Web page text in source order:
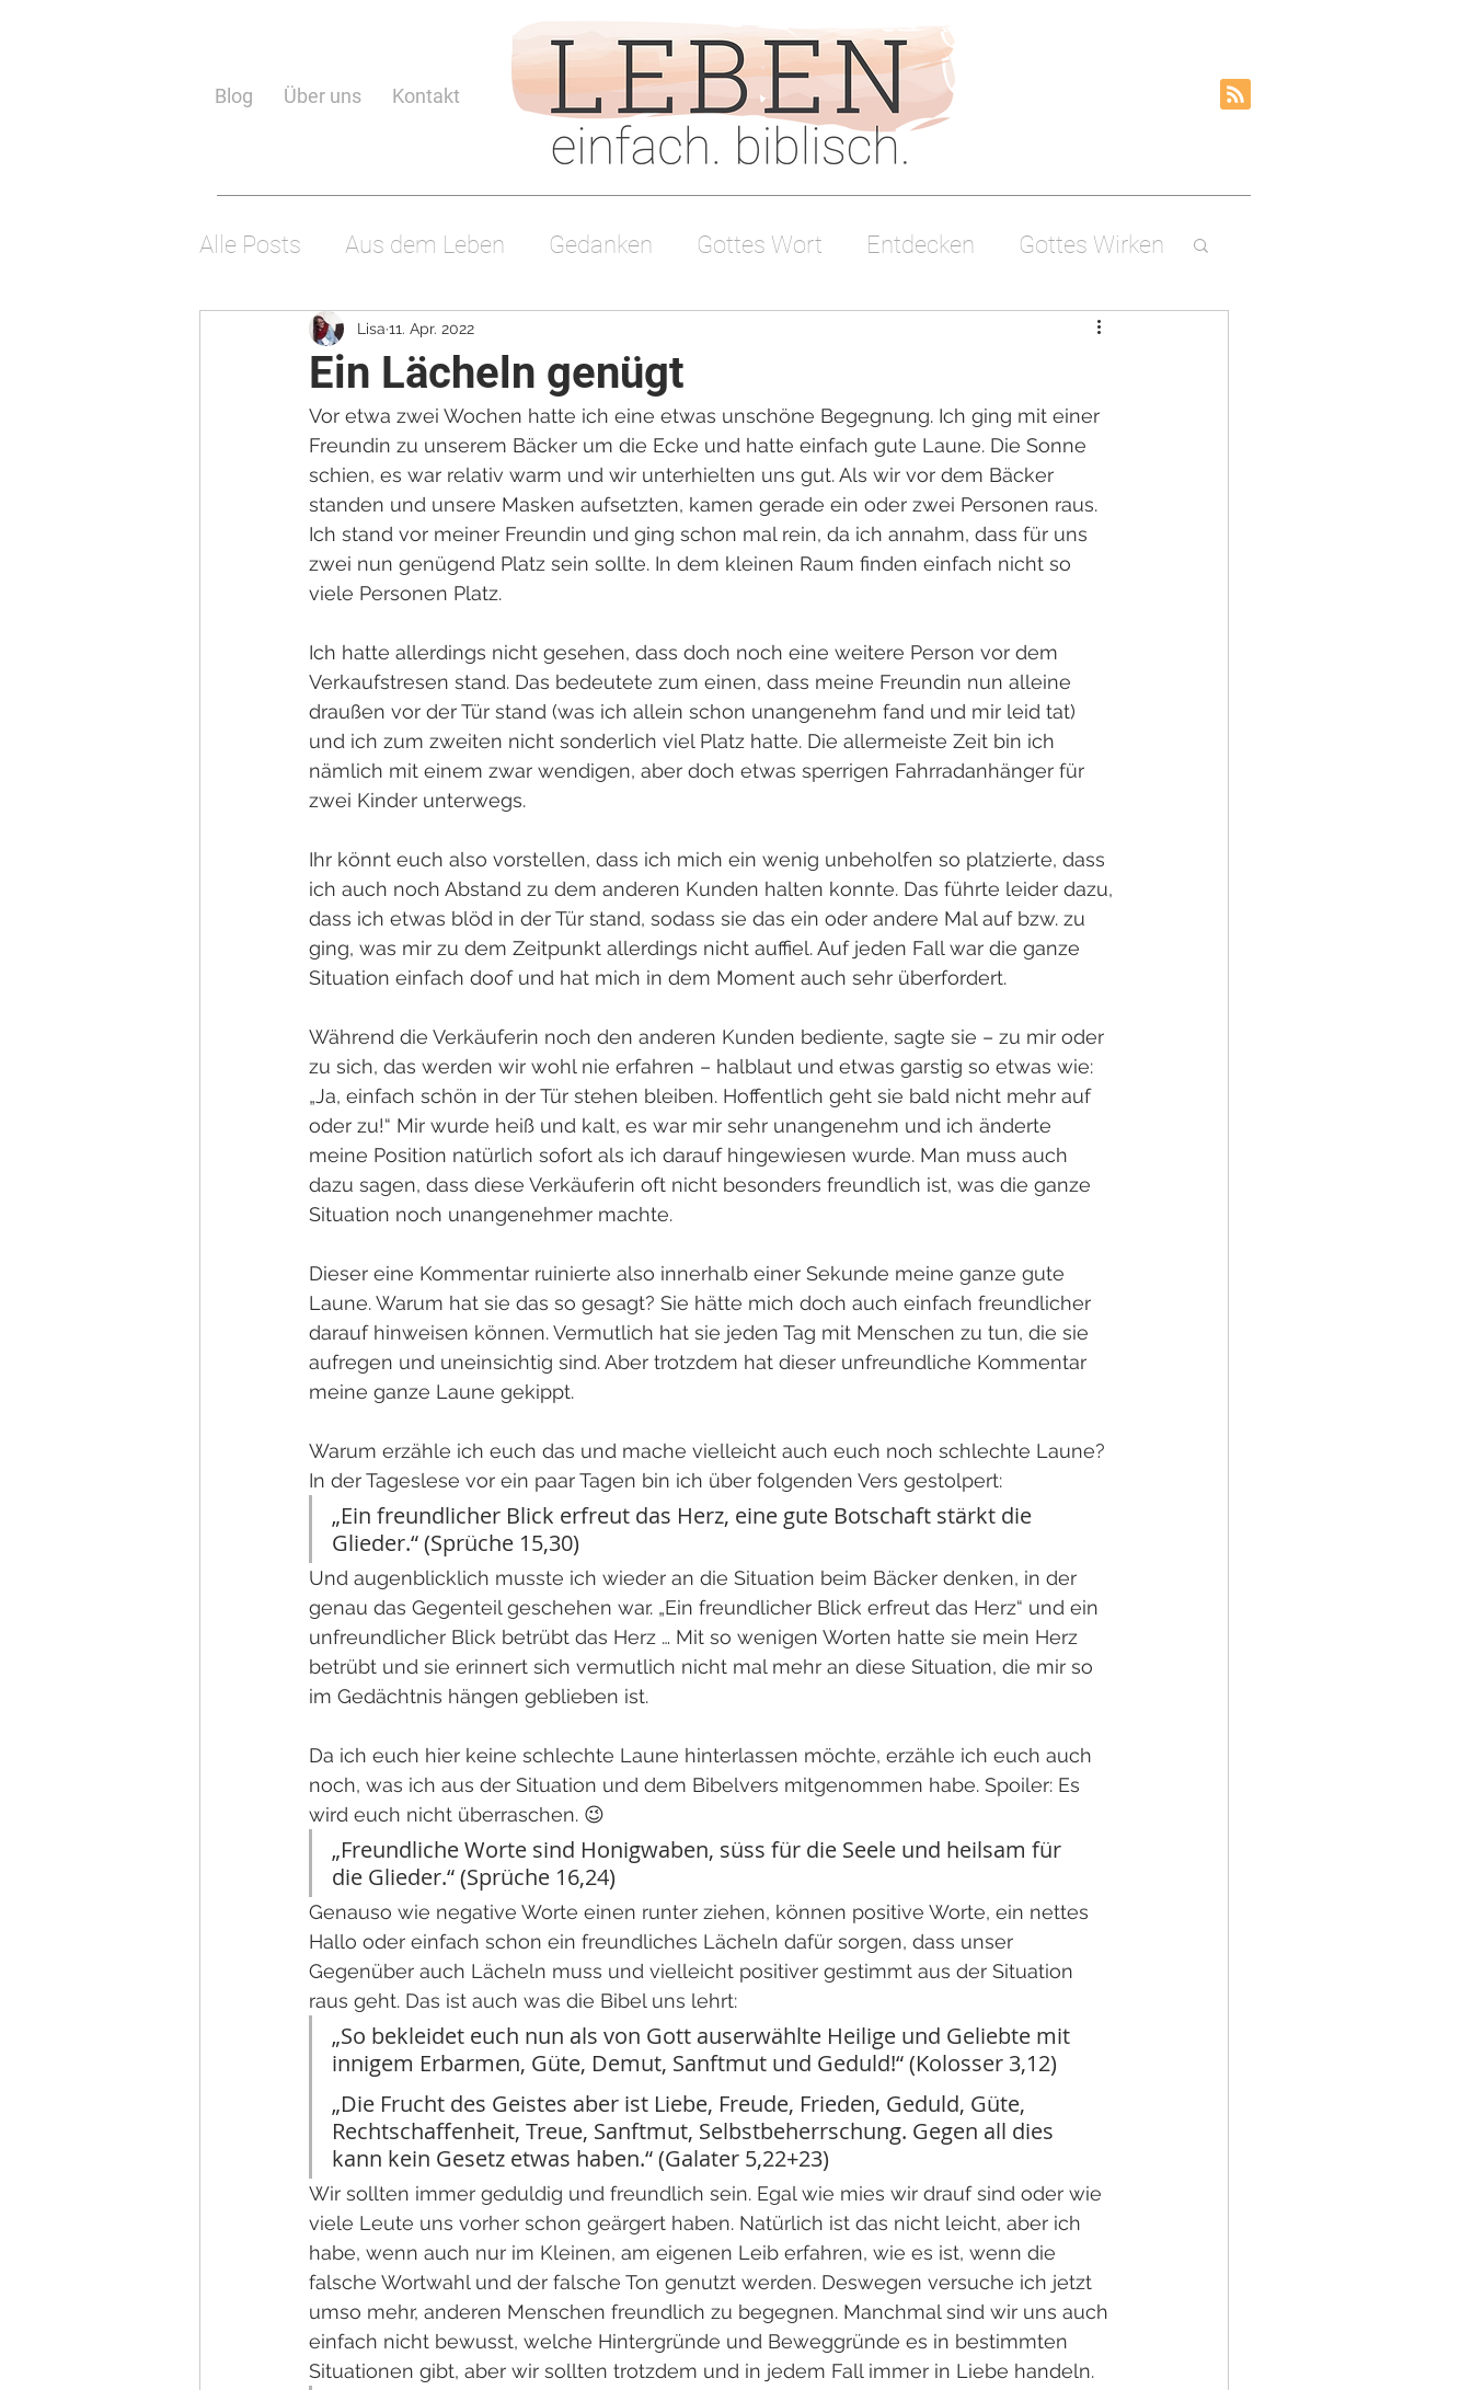
Blog Über uns Kontakt
Alle Posts Aus dem Leben Gedanken Gottes Wort Entdecken Gottes Wirken
Wissenschaft Gottesdienst
Ein Lächeln genügt
Lisa 11. Apr. 2022
Vor etwa zwei Wochen hatte ich eine etwas unschöne Begegnung. Ich ging mit einer
Freundin zu unserem Bäcker um die Ecke und hatte einfach gute Laune. Die Sonne
schien, es war relativ warm und wir unterhielten uns gut. Als wir vor dem Bäcker
standen und unsere Masken aufsetzten, kamen gerade ein oder zwei Personen raus.
Ich stand vor meiner Freundin und ging schon mal rein, da ich annahm, dass für uns
zwei nun genügend Platz sein sollte. In dem kleinen Raum finden einfach nicht so
viele Personen Platz.
Ich hatte allerdings nicht gesehen, dass doch noch eine weitere Person vor dem
Verkaufstresen stand. Das bedeutete zum einen, dass meine Freundin nun alleine
draußen vor der Tür stand (was ich allein schon unangenehm fand und mir leid tat)
und ich zum zweiten nicht sonderlich viel Platz hatte. Die allermeiste Zeit bin ich
nämlich mit einem zwar wendigen, aber doch etwas sperrigen Fahrradanhänger für
zwei Kinder unterwegs.
Ihr könnt euch also vorstellen, dass ich mich ein wenig unbeholfen so platzierte, dass
ich auch noch Abstand zu dem anderen Kunden halten konnte. Das führte leider dazu,
dass ich etwas blöd in der Tür stand, sodass sie das ein oder andere Mal auf bzw. zu
ging, was mir zu dem Zeitpunkt allerdings nicht auffiel. Auf jeden Fall war die ganze
Situation einfach doof und hat mich in dem Moment auch sehr überfordert.
Während die Verkäuferin noch den anderen Kunden bediente, sagte sie – zu mir oder
zu sich, das werden wir wohl nie erfahren – halblaut und etwas garstig so etwas wie:
„Ja, einfach schön in der Tür stehen bleiben. Hoffentlich geht sie bald nicht mehr auf
oder zu!“ Mir wurde heiß und kalt, es war mir sehr unangenehm und ich änderte
meine Position natürlich sofort als ich darauf hingewiesen wurde. Man muss auch
dazu sagen, dass diese Verkäuferin oft nicht besonders freundlich ist, was die ganze
Situation noch unangenehmer machte.
Dieser eine Kommentar ruinierte also innerhalb einer Sekunde meine ganze gute
Laune. Warum hat sie das so gesagt? Sie hätte mich doch auch einfach freundlicher
darauf hinweisen können. Vermutlich hat sie jeden Tag mit Menschen zu tun, die sie
aufregen und uneinsichtig sind. Aber trotzdem hat dieser unfreundliche Kommentar
meine ganze Laune gekippt.
Warum erzähle ich euch das und mache vielleicht auch euch noch schlechte Laune?
In der Tageslese vor ein paar Tagen bin ich über folgenden Vers gestolpert:
„Ein freundlicher Blick erfreut das Herz, eine gute Botschaft stärkt die
Glieder.“ (Sprüche 15,30)
Und augenblicklich musste ich wieder an die Situation beim Bäcker denken, in der
genau das Gegenteil geschehen war. „Ein freundlicher Blick erfreut das Herz“ und ein
unfreundlicher Blick betrübt das Herz … Mit so wenigen Worten hatte sie mein Herz
betrübt und sie erinnert sich vermutlich nicht mal mehr an diese Situation, die mir so
im Gedächtnis hängen geblieben ist.
Da ich euch hier keine schlechte Laune hinterlassen möchte, erzähle ich euch auch
noch, was ich aus der Situation und dem Bibelvers mitgenommen habe. Spoiler: Es
wird euch nicht überraschen. 😉
„Freundliche Worte sind Honigwaben, süss für die Seele und heilsam für
die Glieder.“ (Sprüche 16,24)
Genauso wie negative Worte einen runter ziehen, können positive Worte, ein nettes
Hallo oder einfach schon ein freundliches Lächeln dafür sorgen, dass unser
Gegenüber auch Lächeln muss und vielleicht positiver gestimmt aus der Situation
raus geht. Das ist auch was die Bibel uns lehrt:
„So bekleidet euch nun als von Gott auserwählte Heilige und Geliebte mit
innigem Erbarmen, Güte, Demut, Sanftmut und Geduld!“ (Kolosser 3,12)
„Die Frucht des Geistes aber ist Liebe, Freude, Frieden, Geduld, Güte,
Rechtschaffenheit, Treue, Sanftmut, Selbstbeherrschung. Gegen all dies
kann kein Gesetz etwas haben.“ (Galater 5,22+23)
Wir sollten immer geduldig und freundlich sein. Egal wie mies wir drauf sind oder wie
viele Leute uns vorher schon geärgert haben. Natürlich ist das nicht leicht, aber ich
habe, wenn auch nur im Kleinen, am eigenen Leib erfahren, wie es ist, wenn die
falsche Wortwahl und der falsche Ton genutzt werden. Deswegen versuche ich jetzt
umso mehr, anderen Menschen freundlich zu begegnen. Manchmal sind wir uns auch
einfach nicht bewusst, welche Hintergründe und Beweggründe es in bestimmten
Situationen gibt, aber wir sollten trotzdem und in jedem Fall immer in Liebe handeln.